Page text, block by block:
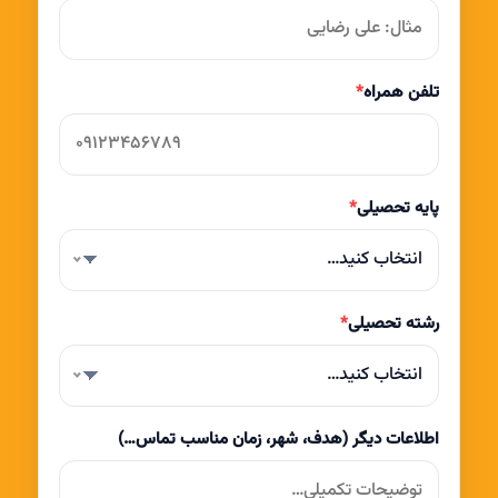
تلفن همراه*
پایه تحصیلی*
انتخاب کنید…
رشته تحصیلی*
انتخاب کنید…
اطلاعات دیگر (هدف، شهر، زمان مناسب تماس…)